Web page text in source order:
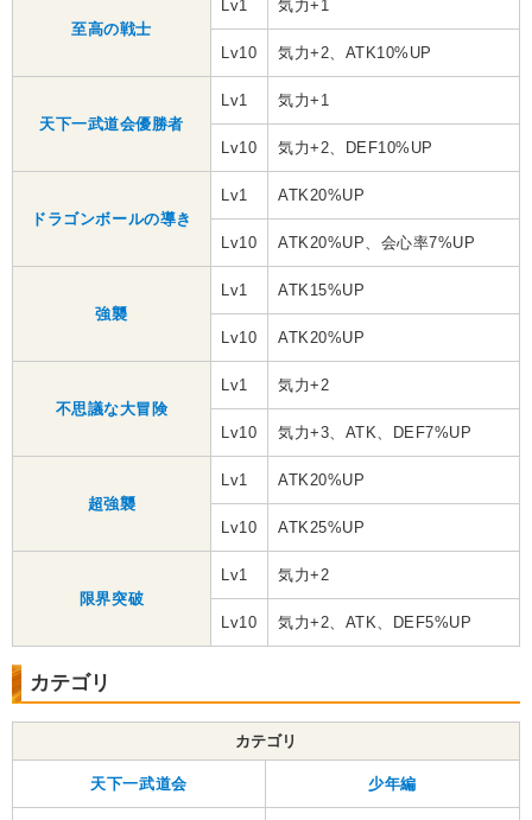
至高の戦士
Lv1 気力+1
Lv10 気力+2、ATK10%UP
天下一武道会優勝者
Lv1 気力+1
Lv10 気力+2、DEF10%UP
ドラゴンボールの導き
Lv1 ATK20%UP
Lv10 ATK20%UP、会心率7%UP
強襲
Lv1 ATK15%UP
Lv10 ATK20%UP
不思議な大冒険
Lv1 気力+2
Lv10 気力+3、ATK、DEF7%UP
超強襲
Lv1 ATK20%UP
Lv10 ATK25%UP
限界突破
Lv1 気力+2
Lv10 気力+2、ATK、DEF5%UP
カテゴリ
カテゴリ
天下一武道会 少年編